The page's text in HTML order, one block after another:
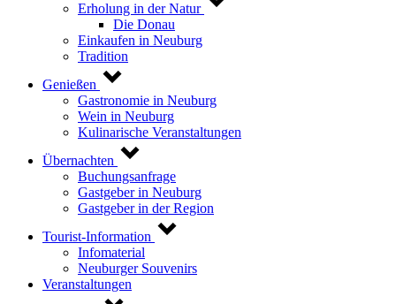
Erholung in der Natur
Die Donau
Einkaufen in Neuburg
Tradition
Genießen
Gastronomie in Neuburg
Wein in Neuburg
Kulinarische Veranstaltungen
Übernachten
Buchungsanfrage
Gastgeber in Neuburg
Gastgeber in der Region
Tourist-Information
Infomaterial
Neuburger Souvenirs
Veranstaltungen